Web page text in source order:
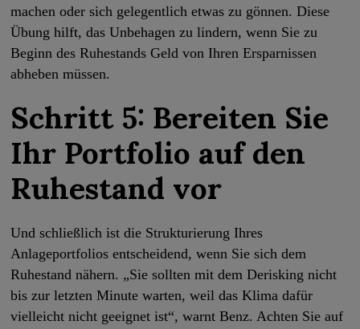
machen oder sich gelegentlich etwas zu gönnen. Diese
Übung hilft, das Unbehagen zu lindern, wenn Sie zu
Beginn des Ruhestands Geld von Ihren Ersparnissen
abheben müssen.
Schritt 5: Bereiten Sie
Ihr Portfolio auf den
Ruhestand vor
Und schließlich ist die Strukturierung Ihres
Anlageportfolios entscheidend, wenn Sie sich dem
Ruhestand nähern. „Sie sollten mit dem Derisking nicht
bis zur letzten Minute warten, weil das Klima dafür
vielleicht nicht geeignet ist“, warnt Benz. Achten Sie auf